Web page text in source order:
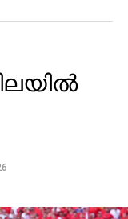
തടയുക എന്ന
ഈ
കടുത്ത